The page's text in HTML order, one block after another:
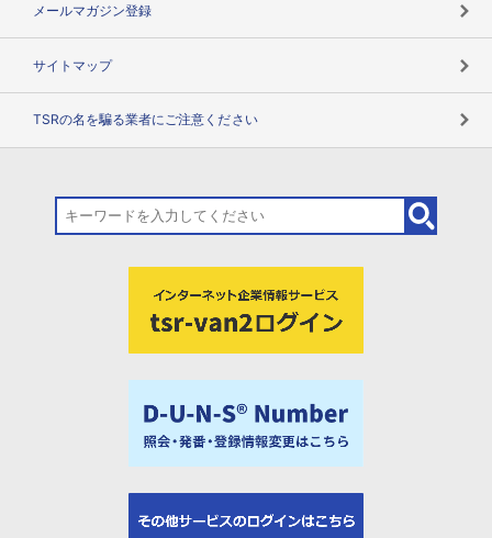
メールマガジン登録
サイトマップ
TSRの名を騙る業者にご注意ください